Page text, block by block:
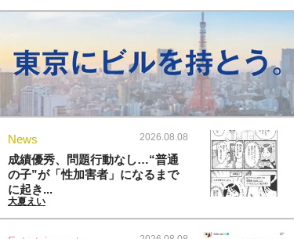
News 2026.08.08
成績優秀、問題行動なし…“普通
の子”が「性加害者」になるまで
に起き...
大夏えい